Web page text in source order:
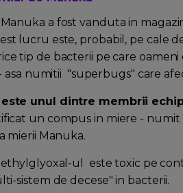
a fost vanduta in
lucru este, probabil, pe cale
tip de bacterii pe care
asa numitii "superbugs" care
este unul dintre membrii
un compus in miere -
mierii Manuka.
ul este toxic pe
sistem de decese" in bacterii.